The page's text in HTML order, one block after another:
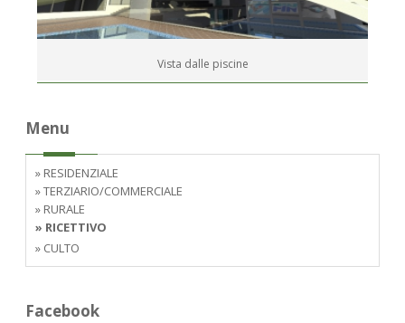
Vista dalle piscine
Menu
» RESIDENZIALE
» TERZIARIO/COMMERCIALE
» RURALE
» RICETTIVO
» CULTO
Facebook